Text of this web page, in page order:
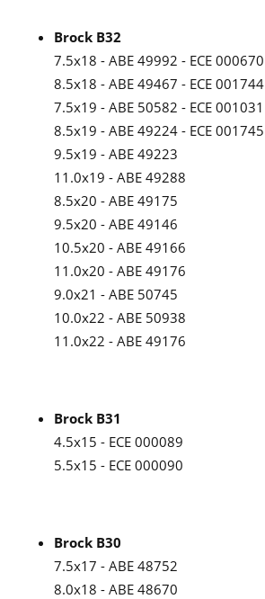
Brock B32
7.5x18 - ABE 49992 - ECE 000670
8.5x18 - ABE 49467 - ECE 001744
7.5x19 - ABE 50582 - ECE 001031
8.5x19 - ABE 49224 - ECE 001745
9.5x19 - ABE 49223
11.0x19 - ABE 49288
8.5x20 - ABE 49175
9.5x20 - ABE 49146
10.5x20 - ABE 49166
11.0x20 - ABE 49176
9.0x21 - ABE 50745
10.0x22 - ABE 50938
11.0x22 - ABE 49176
Brock B31
4.5x15 - ECE 000089
5.5x15 - ECE 000090
Brock B30
7.5x17 - ABE 48752
8.0x18 - ABE 48670